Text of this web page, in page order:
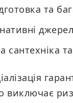
та
сантехніка